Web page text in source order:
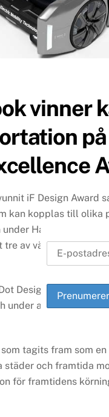
vinner
iF Design Award
kan kopplas till olika
Hankook Tire-
av världens mest
Design Award i
under april
tagits fram som
och framtida
för framtidens